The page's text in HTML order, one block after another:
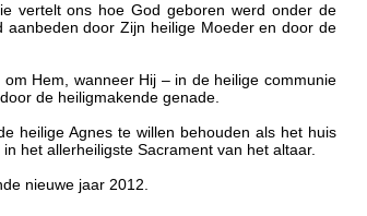
vertelt ons hoe God geboren werd onder de
door Zijn heilige Moeder en door de
Hem, wanneer Hij – in de heilige communie
de heiligmakende genade.
heilige Agnes te willen behouden als het huis
het allerheiligste Sacrament van het altaar.
nieuwe jaar 2012.